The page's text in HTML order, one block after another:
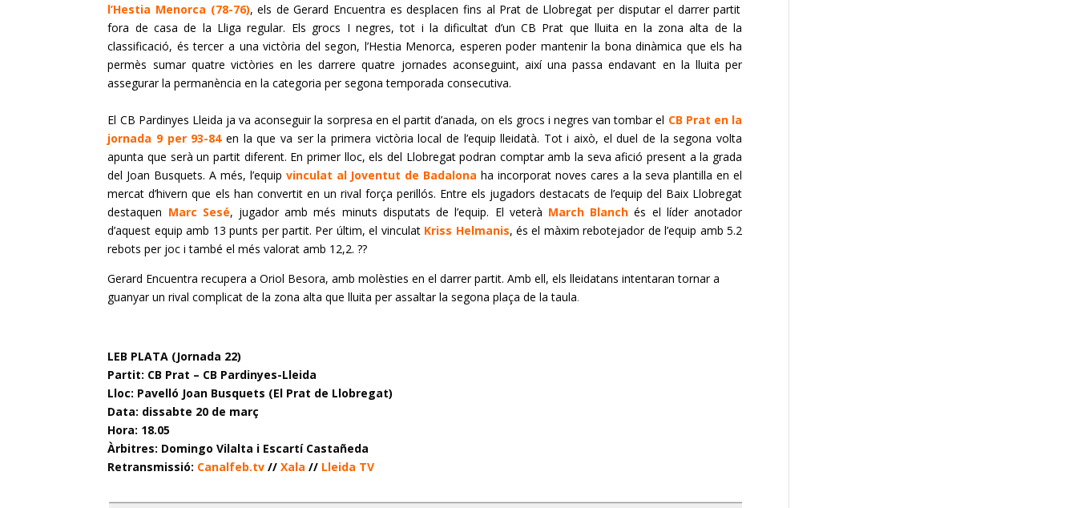
l’Hestia Menorca (78-76), els de Gerard Encuentra es desplacen fins al Prat de Llobregat per disputar el darrer partit
fora de casa de la Lliga regular. Els grocs I negres, tot i la dificultat d’un CB Prat que lluita en la zona alta de la
classificació, és tercer a una victòria del segon, l’Hestia Menorca, esperen poder mantenir la bona dinàmica que els ha
permès sumar quatre victòries en les darrere quatre jornades aconseguint, així una passa endavant en la lluita per
assegurar la permanència en la categoria per segona temporada consecutiva.
El CB Pardinyes Lleida ja va aconseguir la sorpresa en el partit d’anada, on els grocs i negres van tombar el CB Prat en la
jornada 9 per 93-84en la que va ser la primera victòria local de l’equip lleidatà. Tot i això, el duel de la segona volta
apunta que serà un partit diferent. En primer lloc, els del Llobregat podran comptar amb la seva afició present a la grada
del Joan Busquets. A més, l’equip vinculat al Joventut de Badalona ha incorporat noves cares a la seva plantilla en el
mercat d’hivern que els han convertit en un rival força perillós. Entre els jugadors destacats de l’equip del Baix Llobregat
destaquen Marc Sesé, jugador amb més minuts disputats de l’equip. El veterà March Blanch és el líder anotador
d’aquest equip amb 13 punts per partit. Per últim, el vinculat Kriss Helmanis, és el màximrebotejadorde l’equip amb5.2
rebots per joc i també el més valorat amb 12,2. ??
Gerard Encuentra recupera a Oriol Besora, amb molèsties en el darrer partit. Amb ell, els lleidatans intentaran tornar a
guanyar un rival complicat de la zona alta que lluita per assaltar la segona plaça de lataula.
LEB PLATA (Jornada 22)
Partit: CB Prat – CB Pardinyes-Lleida
Lloc: Pavelló Joan Busquets (El Prat de Llobregat)
Data: dissabte 20 de març
Hora: 18.05
Àrbitres: Domingo Vilalta i Escartí Castañeda
Retransmissió: Canalfeb.tv // Xala // Lleida TV